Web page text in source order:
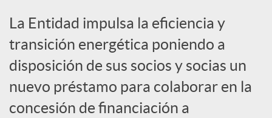
c
i
a
La Entidad impulsa la eficiencia y
transición energética poniendo a
disposición de sus socios y socias un
nuevo préstamo para colaborar en la
concesión de financiación a